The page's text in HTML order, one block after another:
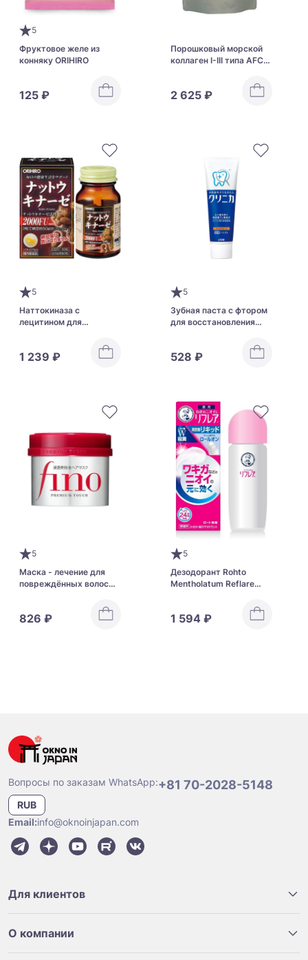
5
Фруктовое желе из
конняку ORIHIRO
125 ₽
Порошковый морской
коллаген I-III типа AFC
2 625 ₽
5
Наттокиназа с
лецитином для
сосудистой системы
ORIHIRO Nattokinase
1 239 ₽
5
Зубная паста с фтором
для восстановления
кариеса LION Clinica
Toothpaste
528 ₽
5
Маска - лечение для
повреждённых волос
маточным молочком и
826 ₽
5
Дезодорант Rohto
Mentholatum Reflare
1 594 ₽
Вопросы по заказам WhatsApp:+81 70-2028-5148
RUB
Email:info@oknoinjapan.com
Для клиентов
О компании